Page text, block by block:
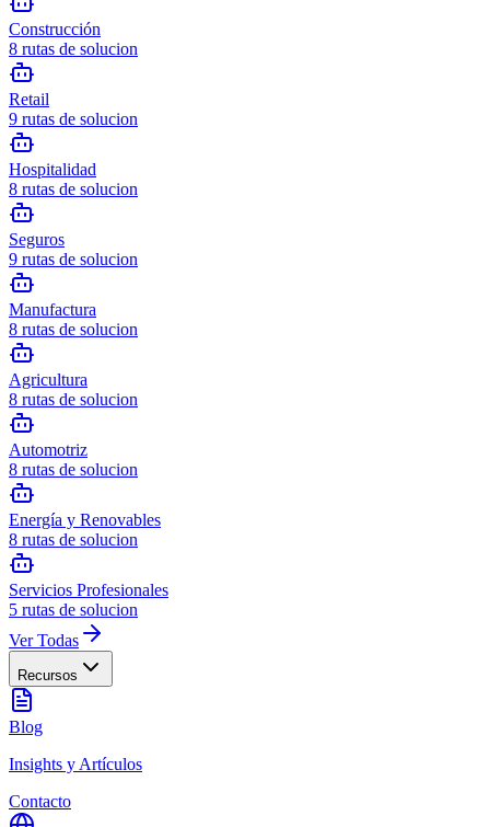
Construcción
8 rutas de solucion
Retail
9 rutas de solucion
Hospitalidad
8 rutas de solucion
Seguros
9 rutas de solucion
Manufactura
8 rutas de solucion
Agricultura
8 rutas de solucion
Automotriz
8 rutas de solucion
Energía y Renovables
8 rutas de solucion
Servicios Profesionales
5 rutas de solucion
Ver Todas
Recursos
Blog
Insights y Artículos
Contacto